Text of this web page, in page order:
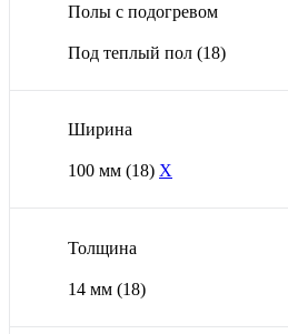
Полы с подогревом
Под теплый пол (18)
Ширина
100 мм (18) X
Толщина
14 мм (18)